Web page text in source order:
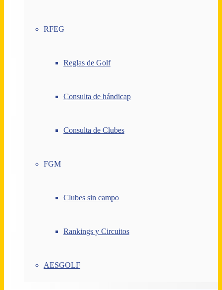
RFEG
Reglas de Golf
Consulta de hándicap
Consulta de Clubes
FGM
Clubes sin campo
Rankings y Circuitos
AESGOLF